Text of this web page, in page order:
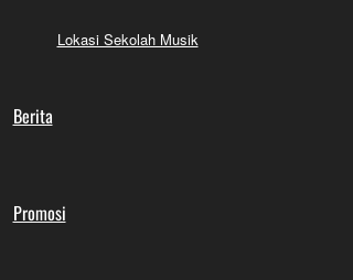
Lokasi Sekolah Musik
Berita
Promosi